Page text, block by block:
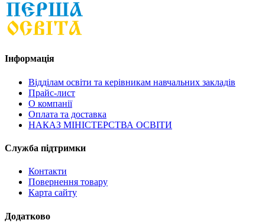
Інформація
Відділам освіти та керівникам навчальних закладів
Прайс-лист
О компанії
Оплата та доставка
НАКАЗ МІНІСТЕРСТВА ОСВІТИ
Служба підтримки
Контакти
Повернення товару
Карта сайту
Додатково